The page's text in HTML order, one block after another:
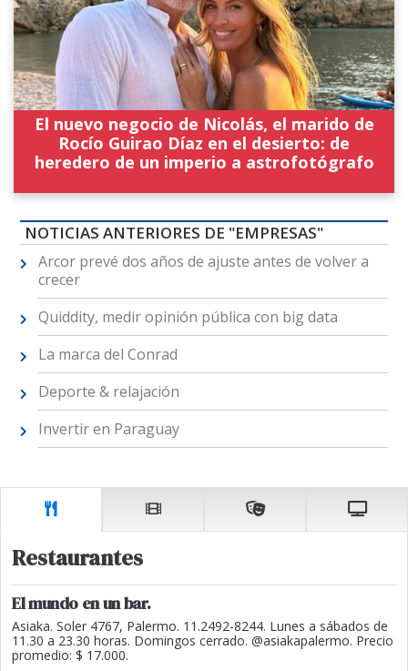
El nuevo negocio de Nicolás, el marido de
Rocío Guirao Díaz en el desierto: de
heredero de un imperio a astrofotógrafo
NOTICIAS ANTERIORES DE "EMPRESAS"
Arcor prevé dos años de ajuste antes de volver a
crecer
Quiddity, medir opinión pública con big data
La marca del Conrad
Deporte & relajación
Invertir en Paraguay
Restaurantes
El mundo en un bar.
Asiaka. Soler 4767, Palermo. 11.2492-8244. Lunes a sábados de
11.30 a 23.30 horas. Domingos cerrado. @asiakapalermo. Precio
promedio: $ 17.000.